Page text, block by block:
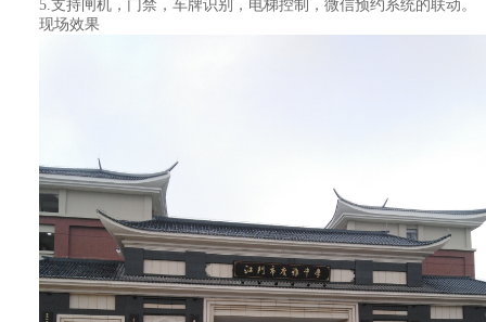
5. 支持闸机，门禁，车牌识别，电梯控制，微信预约系统的联动。
现场效果